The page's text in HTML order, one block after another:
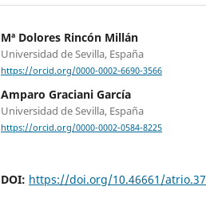
Mª Dolores Rincón Millán
Universidad de Sevilla, España
https://orcid.org/0000-0002-6690-3566
Amparo Graciani García
Universidad de Sevilla, España
https://orcid.org/0000-0002-0584-8225
DOI: https://doi.org/10.46661/